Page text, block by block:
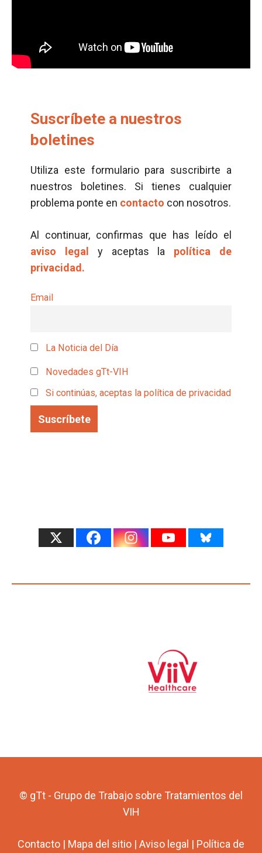
Suscríbete a nuestros
boletines
Utiliza este formulario para suscribirte a
nuestros boletines. Si tienes cualquier
problema ponte en contacto con nosotros.
Al continuar, confirmas que has leído el
aviso legal y aceptas la política de
privacidad.
Email
La Noticia del Día
Novedades gTt-VIH
Si continúas, aceptas la política de privacidad
© gTt - Grupo de Trabajo sobre Tratamientos del
VIH
Contacto | Mapa del sitio | Aviso legal | Política de